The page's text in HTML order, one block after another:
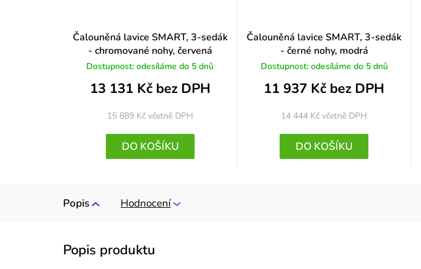
Čalouněná lavice SMART, 3-sedák
- chromované nohy, červená
Dostupnost: odesíláme do 5 dnů
13 131 Kč bez DPH
15 889 Kč včetně DPH
DO KOŠÍKU
Čalouněná lavice SMART, 3-sedák
- černé nohy, modrá
Dostupnost: odesíláme do 5 dnů
11 937 Kč bez DPH
14 444 Kčvčetně DPH
DO KOŠÍKU
Popis Hodnocení